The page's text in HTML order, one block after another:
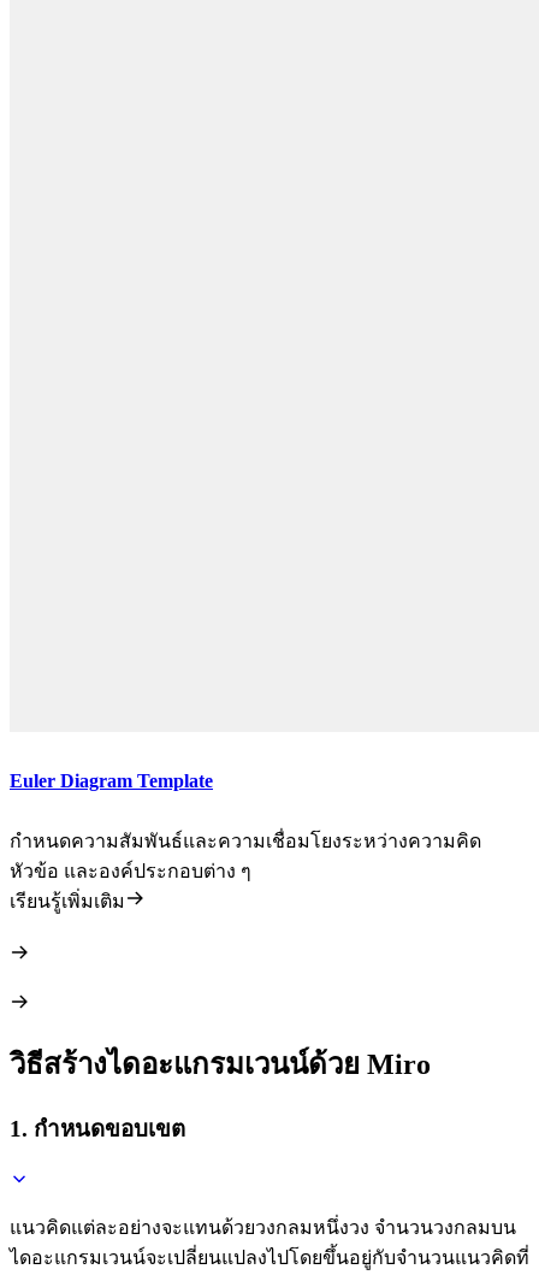
Euler Diagram Template
กำหนดความสัมพันธ์และความเชื่อมโยงระหว่างความคิด
หัวข้อ และองค์ประกอบต่าง ๆ
เรียนรู้เพิ่มเติม
วิธีสร้างไดอะแกรมเวนน์ด้วย Miro
1. กำหนดขอบเขต
แนวคิดแต่ละอย่างจะแทนด้วยวงกลมหนึ่งวง จำนวนวงกลมบน
ไดอะแกรมเวนน์จะเปลี่ยนแปลงไปโดยขึ้นอยู่กับจำนวนแนวคิดที่